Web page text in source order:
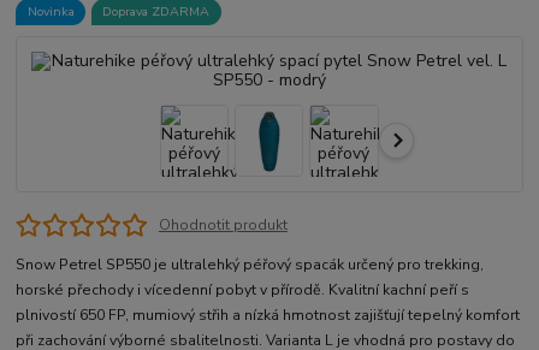
Novinka Doprava ZDARMA
Ohodnotit produkt
Snow Petrel SP550 je ultralehký péřový spacák určený pro trekking,
horské přechody i vícedenní pobyt v přírodě. Kvalitní kachní peří s
plnivostí 650 FP, mumiový střih a nízká hmotnost zajišťují tepelný komfort
při zachování výborné sbalitelnosti. Varianta L je vhodná pro postavy do